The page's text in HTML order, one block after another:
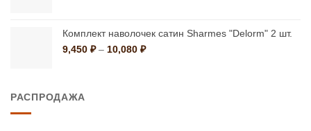
–
Комплект наволочек сатин Sharmes "Delorm" 2 шт.
9,450 ₽ – 10,080 ₽Диапазон
РАСПРОДАЖА